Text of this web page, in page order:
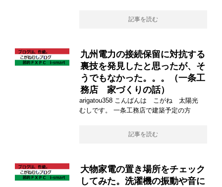
記事を読む
九州電力の接続保留に対抗する
裏技を発見したと思ったが、そ
うでもなかった。。。（一条工
務店 家づくりの話）
arigatou358 こんばんは こがね 太陽光
むしです。 一条工務店で建築予定の方
記事を読む
大物家電の置き場所をチェック
してみた。洗濯機の振動や音に